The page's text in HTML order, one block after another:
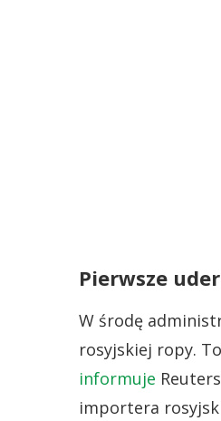
Pierwsze
W środę
rosyjskiej ropy.
informuje
importera